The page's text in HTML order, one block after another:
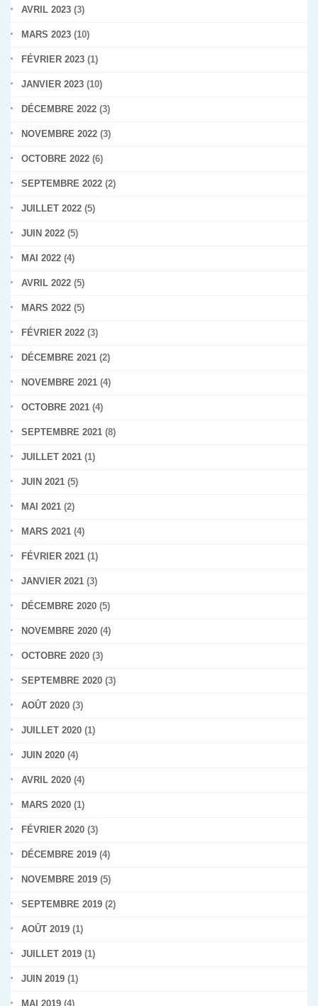
AVRIL 2023 (3)
MARS 2023 (10)
FÉVRIER 2023 (1)
JANVIER 2023 (10)
DÉCEMBRE 2022 (3)
NOVEMBRE 2022 (3)
OCTOBRE 2022 (6)
SEPTEMBRE 2022 (2)
JUILLET 2022 (5)
JUIN 2022 (5)
MAI 2022 (4)
AVRIL 2022 (5)
MARS 2022 (5)
FÉVRIER 2022 (3)
DÉCEMBRE 2021 (2)
NOVEMBRE 2021 (4)
OCTOBRE 2021 (4)
SEPTEMBRE 2021 (8)
JUILLET 2021 (1)
JUIN 2021 (5)
MAI 2021 (2)
MARS 2021 (4)
FÉVRIER 2021 (1)
JANVIER 2021 (3)
DÉCEMBRE 2020 (5)
NOVEMBRE 2020 (4)
OCTOBRE 2020 (3)
SEPTEMBRE 2020 (3)
AOÛT 2020 (3)
JUILLET 2020 (1)
JUIN 2020 (4)
AVRIL 2020 (4)
MARS 2020 (1)
FÉVRIER 2020 (3)
DÉCEMBRE 2019 (4)
NOVEMBRE 2019 (5)
SEPTEMBRE 2019 (2)
AOÛT 2019 (1)
JUILLET 2019 (1)
JUIN 2019 (1)
MAI 2019 (4)